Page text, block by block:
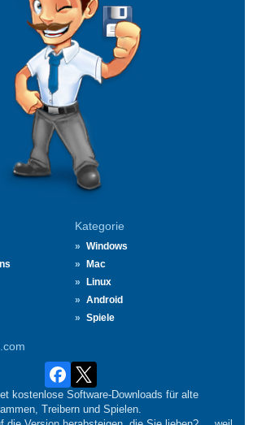
Kategorie
Windows
Mac
Linux
Android
Spiele
kostenlose Software-Downloads für alte
Treibern und Spielen.